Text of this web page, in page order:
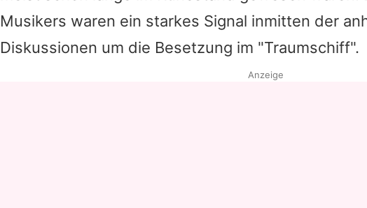
Musikers waren ein starkes Signal inmitten der
Diskussionen um die Besetzung im "Traumschiff".
Anzeige